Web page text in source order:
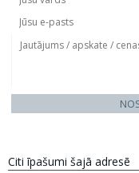
Citi īpašumi šajā adresē